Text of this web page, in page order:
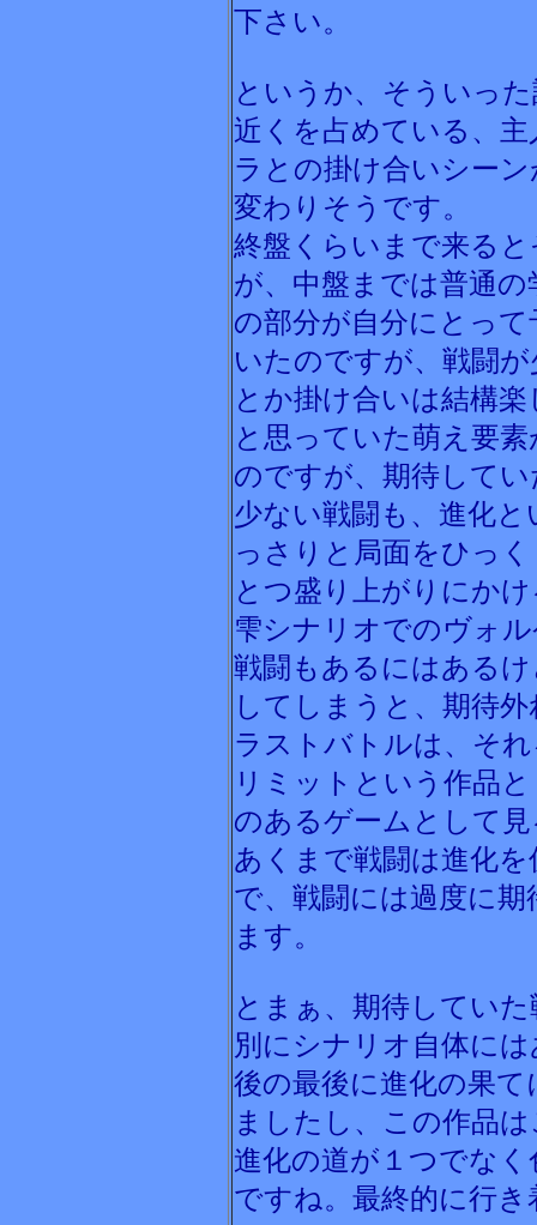
下さい。
というか、そういっ
近くを占めている、
ラとの掛け合いシー
変わりそうです。
終盤くらいまで来る
が、中盤までは普通
の部分が自分にとっ
いたのですが、戦闘
とか掛け合いは結構
と思っていた萌え要
のですが、期待して
少ない戦闘も、進化
っさりと局面をひっ
とつ盛り上がりにか
雫シナリオでのヴォ
戦闘もあるにはある
してしまうと、期待外
ラストバトルは、そ
リミットという作品
のあるゲームとして
あくまで戦闘は進化
で、戦闘には過度に
ます。
とまぁ、期待してい
別にシナリオ自体に
後の最後に進化の果
ましたし、この作品
進化の道が１つでな
ですね。最終的に行